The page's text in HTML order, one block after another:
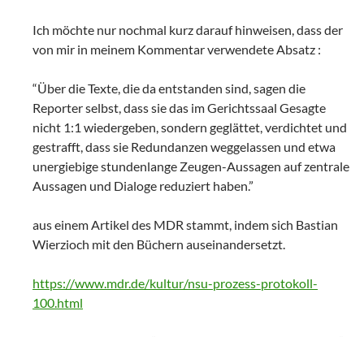
Ich möchte nur nochmal kurz darauf hinweisen, dass der
von mir in meinem Kommentar verwendete Absatz :
“Über die Texte, die da entstanden sind, sagen die
Reporter selbst, dass sie das im Gerichtssaal Gesagte
nicht 1:1 wiedergeben, sondern geglättet, verdichtet und
gestrafft, dass sie Redundanzen weggelassen und etwa
unergiebige stundenlange Zeugen-Aussagen auf zentrale
Aussagen und Dialoge reduziert haben.”
aus einem Artikel des MDR stammt, indem sich Bastian
Wierzioch mit den Büchern auseinandersetzt.
https://www.mdr.de/kultur/nsu-prozess-protokoll-
100.html